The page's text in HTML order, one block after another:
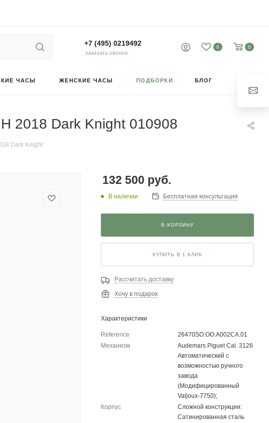
0 0
+7 (495) 0219492
ЗАКАЗАТЬ ЗВОНОК
ЧАСЫ ЖЕНСКИЕ ЧАСЫ ПОДБОРКИ БЛОГ
2018 Dark Knight 010908
Dark Knight
132 500 руб.
В наличии Бесплатная консультация
В КОРЗИНУ
КУПИТЬ В 1 КЛИК
Рассчитать доставку
Хочу в подарок
Характеристики
Reference
26470SO.OO.A002CA.01
Механизм
Audemars Piguet Cal. 3126
Автоматический с
возможностью ручного
завода
(Модифицированный
Valjoux-7750);
Корпус
Сложной конструкции:
Сатинированная сталь